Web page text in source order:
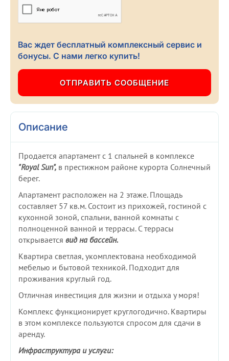
Вас ждет бесплатный комплексный сервис и
бонусы. С нами легко купить!
Описание
Продается апартамент с 1 спальней в комплексе
"Royal Sun", в престижном районе курорта Солнечный
берег.
Апартамент расположен на 2 этаже. Площадь
составляет 57 кв.м. Состоит из прихожей, гостиной с
кухонной зоной, спальни, ванной комнаты с
полноценной ванной и террасы. С террасы
открывается вид на бассейн.
Квартира светлая, укомплектована необходимой
мебелью и бытовой техникой. Подходит для
проживания круглый год.
Отличная инвестиция для жизни и отдыха у моря!
Комплекс функционирует круглогодично. Квартиры
в этом комплексе пользуются спросом для сдачи в
аренду.
Инфраструктура и услуги: